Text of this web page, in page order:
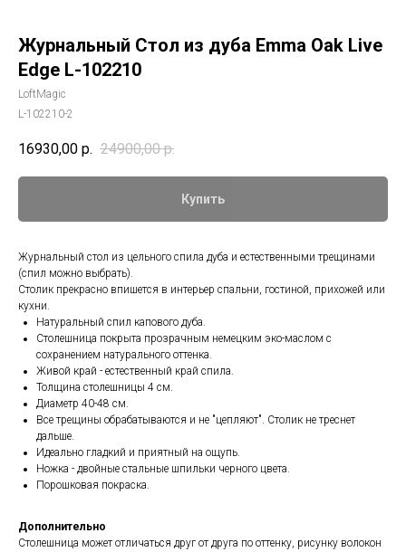
Журнальный Стол из дуба Emma Oak Live
Edge L-102210
LoftMagic
L-102210-2
16930,00 р. 24900,00 р.
Купить
Журнальный стол из цельного спила дуба и естественными трещинами
(спил можно выбрать).
Столик прекрасно впишется в интерьер спальни, гостиной, прихожей или
кухни.
Натуральный спил капового дуба.
Столешница покрыта прозрачным немецким эко-маслом с
сохранением натурального оттенка.
Живой край - естественный край спила.
Толщина столешницы 4 см.
Диаметр 40-48 см.
Все трещины обрабатываются и не "цепляют". Столик не треснет
дальше.
Идеально гладкий и приятный на ощупь.
Ножка - двойные стальные шпильки черного цвета.
Порошковая покраска.
Дополнительно
Столешница может отличаться друг от друга по оттенку, рисунку волокон